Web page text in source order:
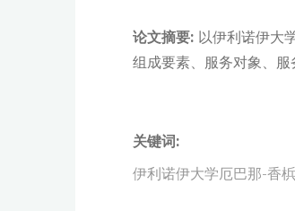
论文摘要: 以伊利诺伊大
组成要素、服务对象、
关键词:
伊利诺伊大学厄巴那-香